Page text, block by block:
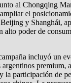
al Chongqing
el
y Shanghái,
alto poder de
incluyó un
premium,
la participación de